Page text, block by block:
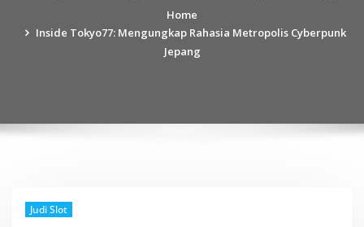
Home
Inside Tokyo77: Mengungkap Rahasia Metropolis Cyberpunk
Jepang
Judi Slot